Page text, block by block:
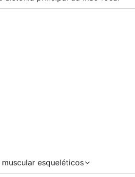
muscular esqueléticos